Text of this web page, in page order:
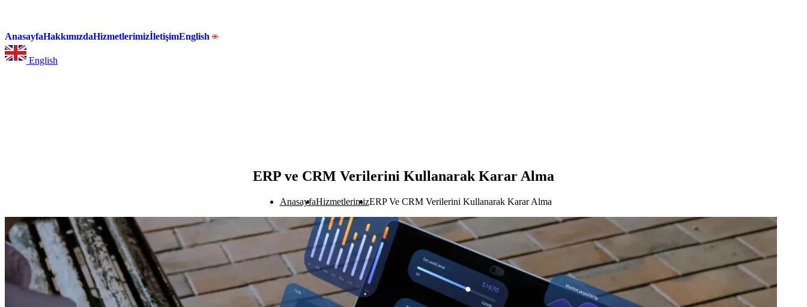
AnasayfaHakkımızdaHizmetlerimizİletişimEnglish
English
ERP ve CRM Verilerini Kullanarak Karar Alma
AnasayfaHizmetlerimizERP Ve CRM Verilerini Kullanarak Karar Alma